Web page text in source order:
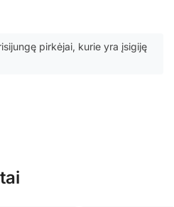
pirkėjai, kurie yra įsigiję